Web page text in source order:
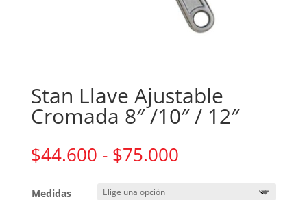
Stan Llave Ajustable
Cromada 8″ /10″ / 12″
$44.600 - $75.000Rango
Medidas